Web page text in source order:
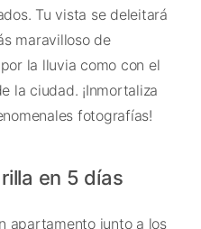
Tu vista se deleitará
maravilloso de
la lluvia como con el
la ciudad. ¡Inmortaliza
fotografías!
en 5 días
apartamento junto a los